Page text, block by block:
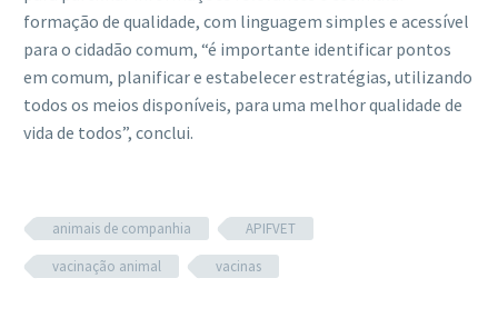
formação de qualidade, com linguagem simples e acessível
para o cidadão comum, “é importante identificar pontos
em comum, planificar e estabelecer estratégias, utilizando
todos os meios disponíveis, para uma melhor qualidade de
vida de todos”, conclui.
animais de companhia
APIFVET
vacinação animal
vacinas